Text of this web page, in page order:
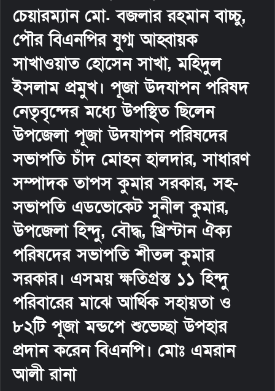
চেয়ারম্যান মো. বজলার রহমান বাচ্চু,
পৌর বিএনপির যুগ্ম আহ্বায়ক
সাখাওয়াত হোসেন সাখা, মহিদুল
ইসলাম প্রমুখ। পূজা উদযাপন পরিষদ
নেতৃবৃন্দের মধ্যে উপস্থিত ছিলেন
উপজেলা পূজা উদযাপন পরিষদের
সভাপতি চাঁদ মোহন হালদার, সাধারণ
সম্পাদক তাপস কুমার সরকার, সহ-
সভাপতি এডভোকেট সুনীল কুমার,
উপজেলা হিন্দু, বৌদ্ধ, খ্রিস্টান ঐক্য
পরিষদের সভাপতি শীতল কুমার
সরকার। এসময় ক্ষতিগ্রস্ত ১১ হিন্দু
পরিবারের মাঝে আর্থিক সহায়তা ও
৮২টি পূজা মন্ডপে শুভেচ্ছা উপহার
প্রদান করেন বিএনপি। মোঃ এমরান
আলী রানা